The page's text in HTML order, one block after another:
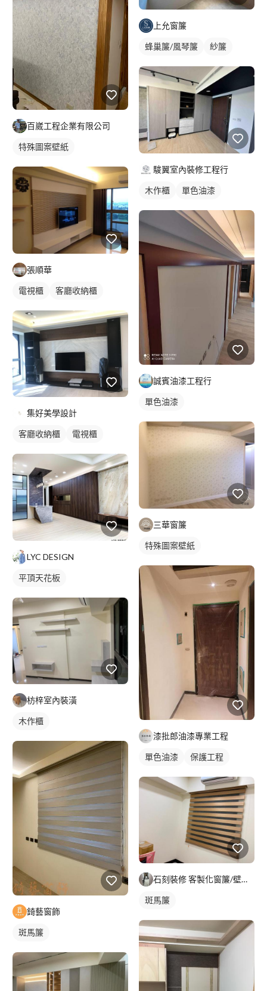
百崴工程企業有限公司
特殊圖案壁紙
張順華
電視櫃 客廳收納櫃
集好美學設計
客廳收納櫃 電視櫃
LYC DESIGN
平頂天花板
枋梓室內裝潢
木作櫃
錡藝窗飾
斑馬簾
上允窗簾
蜂巢簾/風琴簾 紗簾
駿翼室內裝修工程行
木作櫃 單色油漆
誠賓油漆工程行
單色油漆
三華窗簾
特殊圖案壁紙
漆批郎油漆專業工程
單色油漆 保護工程
石刻裝修 客製化窗簾/壁紙/地板/系統櫃
斑馬簾